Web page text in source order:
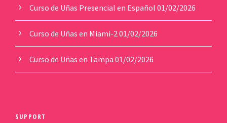
Curso de Uñas Presencial en Español 01/02/2026
Curso de Uñas en Miami-2 01/02/2026
Curso de Uñas en Tampa 01/02/2026
SUPPORT